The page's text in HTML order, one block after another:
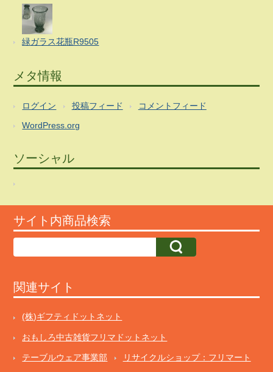
緑ガラス花瓶R9505
メタ情報
ログイン 投稿フィード コメントフィード
WordPress.org
ソーシャル
サイト内商品検索
関連サイト
(株)ギフティドットネット
おもしろ中古雑貨フリマドットネット
テーブルウェア事業部 リサイクルショップ：フリマート